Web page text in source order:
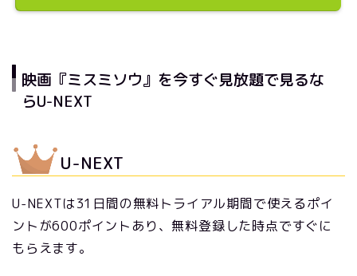
映画『ミスミソウ』を今すぐ見放題で見るな
らU-NEXT
U-NEXT
U-NEXTは31日間の無料トライアル期間で使えるポイ
ントが600ポイントあり、無料登録した時点ですぐに
もらえます。